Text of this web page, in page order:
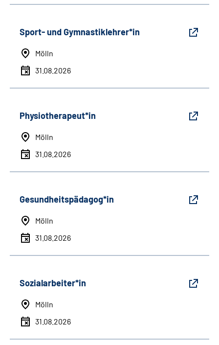
Sport- und Gymnastiklehrer*in
Mölln
31.08.2026
Physiotherapeut*in
Mölln
31.08.2026
Gesundheitspädagog*in
Mölln
31.08.2026
Sozialarbeiter*in
Mölln
31.08.2026